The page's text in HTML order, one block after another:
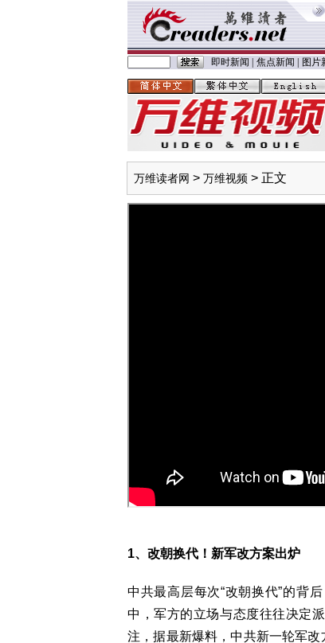
即时新闻 焦点新闻 图片
万维读者网 > 万维视频 > 正文
1、改朝换代！新军改方案出炉
中共最高层每次“改朝换代”的背
中，军方的立场与态度往往决定
注，据最新爆料，中共新一轮军